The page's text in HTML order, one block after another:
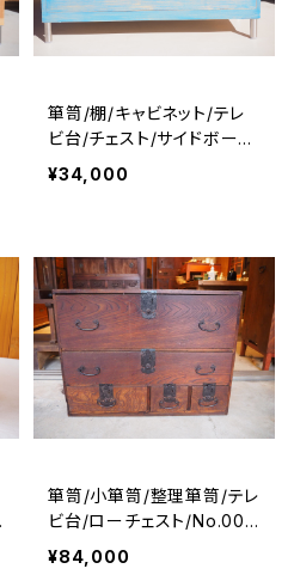
箪笥/棚/キャビネット/テレ
ビ台/チェスト/サイドボード/
No.0236-2
¥34,000
箪笥/小箪笥/整理箪笥/テレ
ビ台/ローチェスト/No.007
6
¥84,000